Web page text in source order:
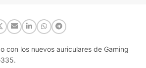
con los nuevos auriculares de Gaming